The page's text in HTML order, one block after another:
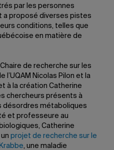
par les personnes
a proposé diverses pistes
conditions, telles que
en matière de
de recherche sur les
Nicolas Pilon et la
à la création Catherine
chercheurs présents à
désordres métaboliques
et professeure au
Catherine
projet de recherche sur le
, une maladie